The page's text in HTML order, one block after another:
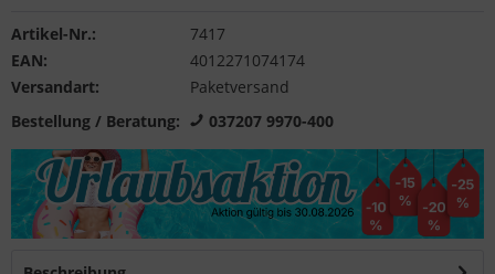
Artikel-Nr.:
7417
EAN:
4012271074174
Versandart:
Paketversand
Bestellung / Beratung:
037207 9970-400